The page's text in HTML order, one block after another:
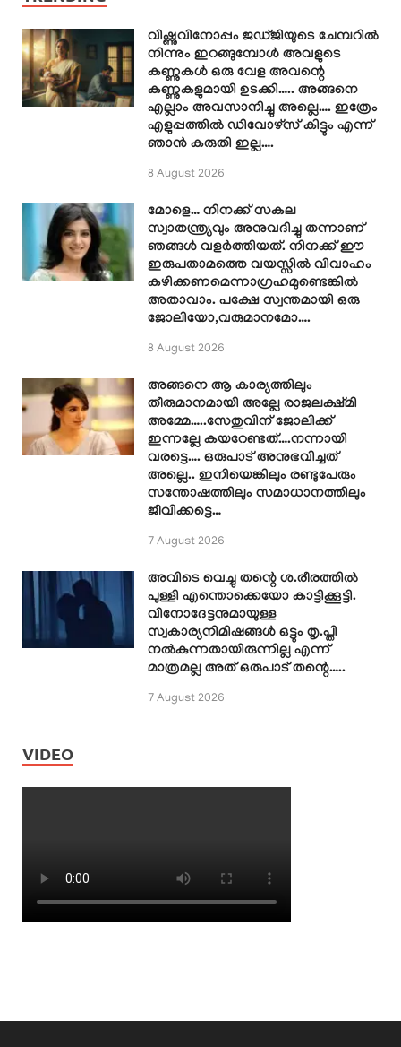
വിഷ്ണുവിനോപ്പം ജഡ്ജിയുടെ ചേമ്പറിൽ
നിന്നും ഇറങ്ങുമ്പോൾ അവളുടെ
കണ്ണുകൾ ഒരു വേള അവന്റെ
കണ്ണുകളുമായി ഉടക്കി….. അങ്ങനെ
എല്ലാം അവസാനിച്ചു അല്ലെ…. ഇത്രേം
എളുപ്പത്തിൽ ഡിവോഴ്സ് കിട്ടും എന്ന്
ഞാൻ കരുതി ഇല്ല….
8 August 2026
മോളെ… നിനക്ക് സകല
സ്വാതന്ത്ര്യവും അനുവദിച്ചു തന്നാണ്
ഞങ്ങൾ വളർത്തിയത്. നിനക്ക് ഈ
ഇരുപതാമത്തെ വയസ്സിൽ വിവാഹം
കഴിക്കണമെന്നാഗ്രഹമുണ്ടെങ്കിൽ
അതാവാം. പക്ഷേ സ്വന്തമായി ഒരു
ജോലിയോ,വരുമാനമോ….
8 August 2026
അങ്ങനെ ആ കാര്യത്തിലും
തീരുമാനമായി അല്ലേ രാജലക്ഷ്മി
അമ്മേ…..സേതുവിന് ജോലിക്ക്
ഇന്നല്ലേ കയറേണ്ടത്….നന്നായി
വരട്ടെ…. ഒരുപാട് അനുഭവിച്ചത്
അല്ലെ.. ഇനിയെങ്കിലും രണ്ടുപേരും
സന്തോഷത്തിലും സമാധാനത്തിലും
ജീവിക്കട്ടെ…
7 August 2026
അവിടെ വെച്ചു തന്റെ ശ.രീരത്തിൽ
പുള്ളി എന്തൊക്കെയോ കാട്ടിക്കൂട്ടി.
വിനോദേട്ടനുമായുള്ള
സ്വകാര്യനിമിഷങ്ങൾ ഒട്ടും തൃ.പ്തി
നൽകുന്നതായിരുന്നില്ല എന്ന്
മാത്രമല്ല അത് ഒരുപാട് തന്റെ…..
7 August 2026
VIDEO